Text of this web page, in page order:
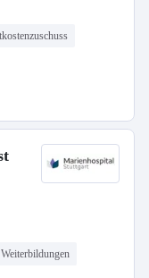
Weiterbildungen